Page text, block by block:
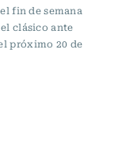
fin de semana
clásico ante
próximo 20 de